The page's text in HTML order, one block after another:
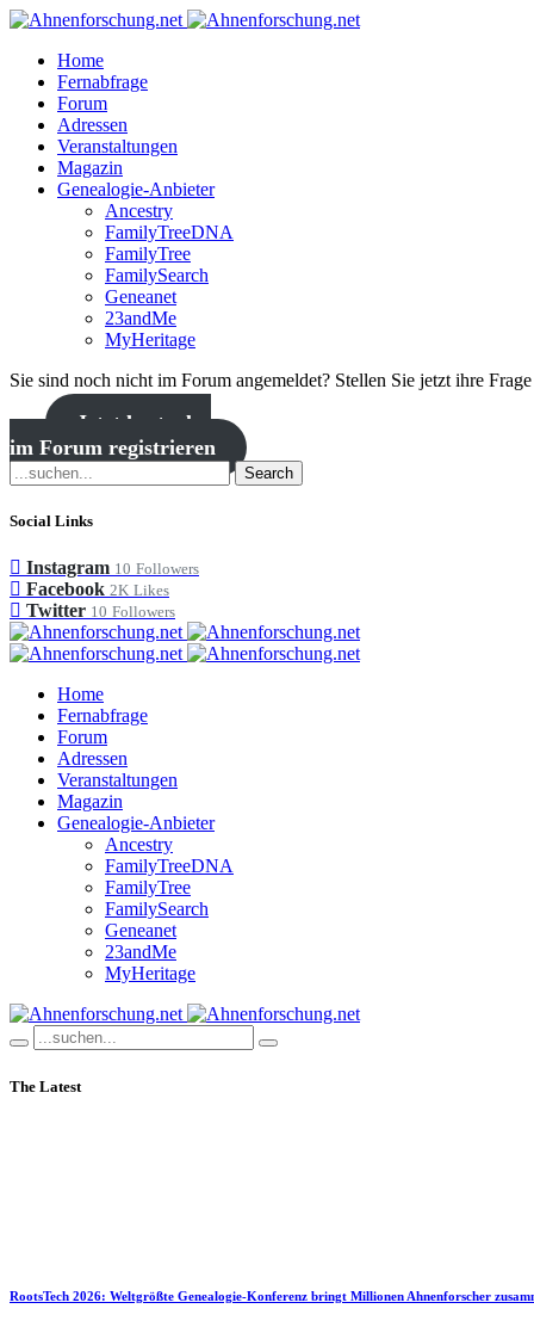
Home
Fernabfrage
Forum
Adressen
Veranstaltungen
Magazin
Genealogie-Anbieter
Ancestry
FamilyTreeDNA
FamilyTree
FamilySearch
Geneanet
23andMe
MyHeritage
Sie sind noch nicht im Forum angemeldet? Stellen Sie jetzt ihre
Jetzt kostenlos
im Forum registrieren
Search
Social Links
Instagram 10 Followers
Facebook 2K Likes
Twitter 10 Followers
Home
Fernabfrage
Forum
Adressen
Veranstaltungen
Magazin
Genealogie-Anbieter
Ancestry
FamilyTreeDNA
FamilyTree
FamilySearch
Geneanet
23andMe
MyHeritage
The Latest
RootsTech 2026: Weltgrößte Genealogie-Konferenz bringt Millionen Ahnenforscher